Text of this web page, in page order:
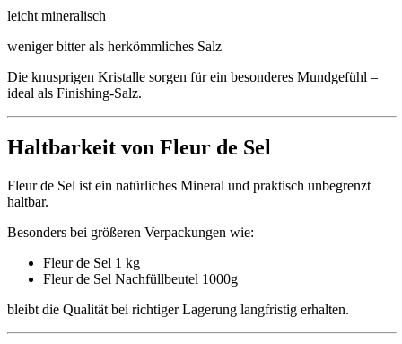
leicht mineralisch
weniger bitter als herkömmliches Salz
Die knusprigen Kristalle sorgen für ein besonderes Mundgefühl –
ideal als Finishing-Salz.
Haltbarkeit von Fleur de Sel
Fleur de Sel ist ein natürliches Mineral und praktisch unbegrenzt
haltbar.
Besonders bei größeren Verpackungen wie:
Fleur de Sel 1 kg
Fleur de Sel Nachfüllbeutel 1000g
bleibt die Qualität bei richtiger Lagerung langfristig erhalten.